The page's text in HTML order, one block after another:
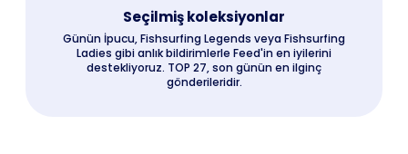
Seçilmiş koleksiyonlar
Günün İpucu, Fishsurfing Legends veya Fishsurfing
Ladies gibi anlık bildirimlerle Feed'in en iyilerini
destekliyoruz. TOP 27, son günün en ilginç
gönderileridir.